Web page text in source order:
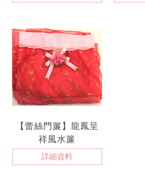
【蕾絲門簾】龍鳳呈
祥風水簾
詳細資料